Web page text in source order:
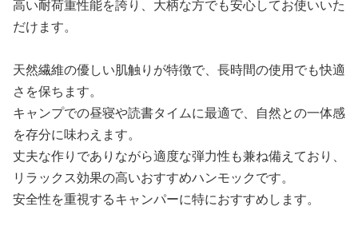
高い耐荷重性能を誇り、大柄な方でも安心してお使いいた
だけます。
天然繊維の優しい肌触りが特徴で、長時間の使用でも快適
さを保ちます。
キャンプでの昼寝や読書タイムに最適で、自然との一体感
を存分に味わえます。
丈夫な作りでありながら適度な弾力性も兼ね備えており、
リラックス効果の高いおすすめハンモックです。
安全性を重視するキャンパーに特におすすめします。